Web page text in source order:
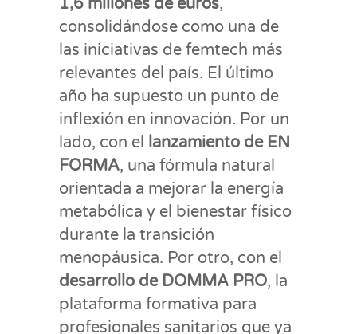
1,6 millones de euros,
consolidándose como una de
las iniciativas de femtech más
relevantes del país. El último
año ha supuesto un punto de
inflexión en innovación. Por un
lado, con el lanzamiento de EN
FORMA, una fórmula natural
orientada a mejorar la energía
metabólica y el bienestar físico
durante la transición
menopáusica. Por otro, con el
desarrollo de DOMMA PRO, la
plataforma formativa para
profesionales sanitarios que ya